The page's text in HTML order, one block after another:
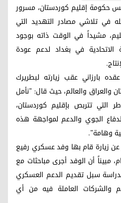
أعرب رئيس حكومة إقليم كوردستان، مسرور
في تلاشي مصادر التهديد التي
مشيداً في الوقت ذاته بوجود
الاتحادية في بغداد لدعم عودة
بارزاني عقب زيارته لبطريرك
والعراق والعالم، حيث قال: "نأمل
التي تتربص بإقليم كوردستان،
الجوي والدعم لمواجهة هذه
وهامة".
زيارة قام بها وفد عسكري رفيع
مبيناً أن الوفد أجرى مباحثات مع
لدراسة سبل تقديم الدعم العسكري
والشركات العاملة فيه من أي